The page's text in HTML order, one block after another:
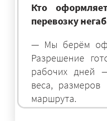
Кто
перевозку
— Мы берём
Разрешение
рабочих дней
веса, размеров
маршрута.